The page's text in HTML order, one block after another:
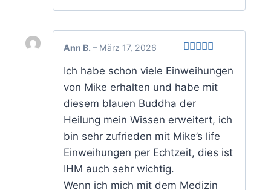
mit5von 5
Ann B. – März 17, 2026
Ich habe schon viele Einweihungen
von Mike erhalten und habe mit
diesem blauen Buddha der
Heilung mein Wissen erweitert, ich
bin sehr zufrieden mit Mike’s life
Einweihungen per Echtzeit, dies ist
IHM auch sehr wichtig.
Wenn ich mich mit dem Medizin